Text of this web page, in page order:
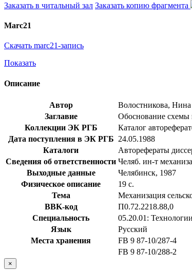
Заказать в читальный зал Заказать копию фрагмента
Marc21
Скачать marc21-запись
Показать
Описание
Автор
Волостникова,
Заглавие
Обоснование схемы
Коллекции ЭК РГБ
Каталог
Дата поступления в ЭК РГБ 24.05.1988
Каталоги
Авторефераты
Сведения об ответственности Челяб. ин-т
Выходные данные
Челябинск, 1987
Физическое описание
19 с.
Тема
Механизация
BBK-код
П0.72.2218.88,0
Специальность
05.20.01:
Язык
Русский
Места хранения
FB 9 87-10/287-4
FB 9 87-10/288-2
×